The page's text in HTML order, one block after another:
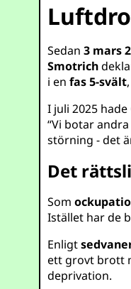
Sedan3 mars
Smotrich
i enfas 5-svält
I juli 2025
“Vi botar
störning - det
Det
Som
Istället har de
Enligt
ett grovt brott
deprivation.